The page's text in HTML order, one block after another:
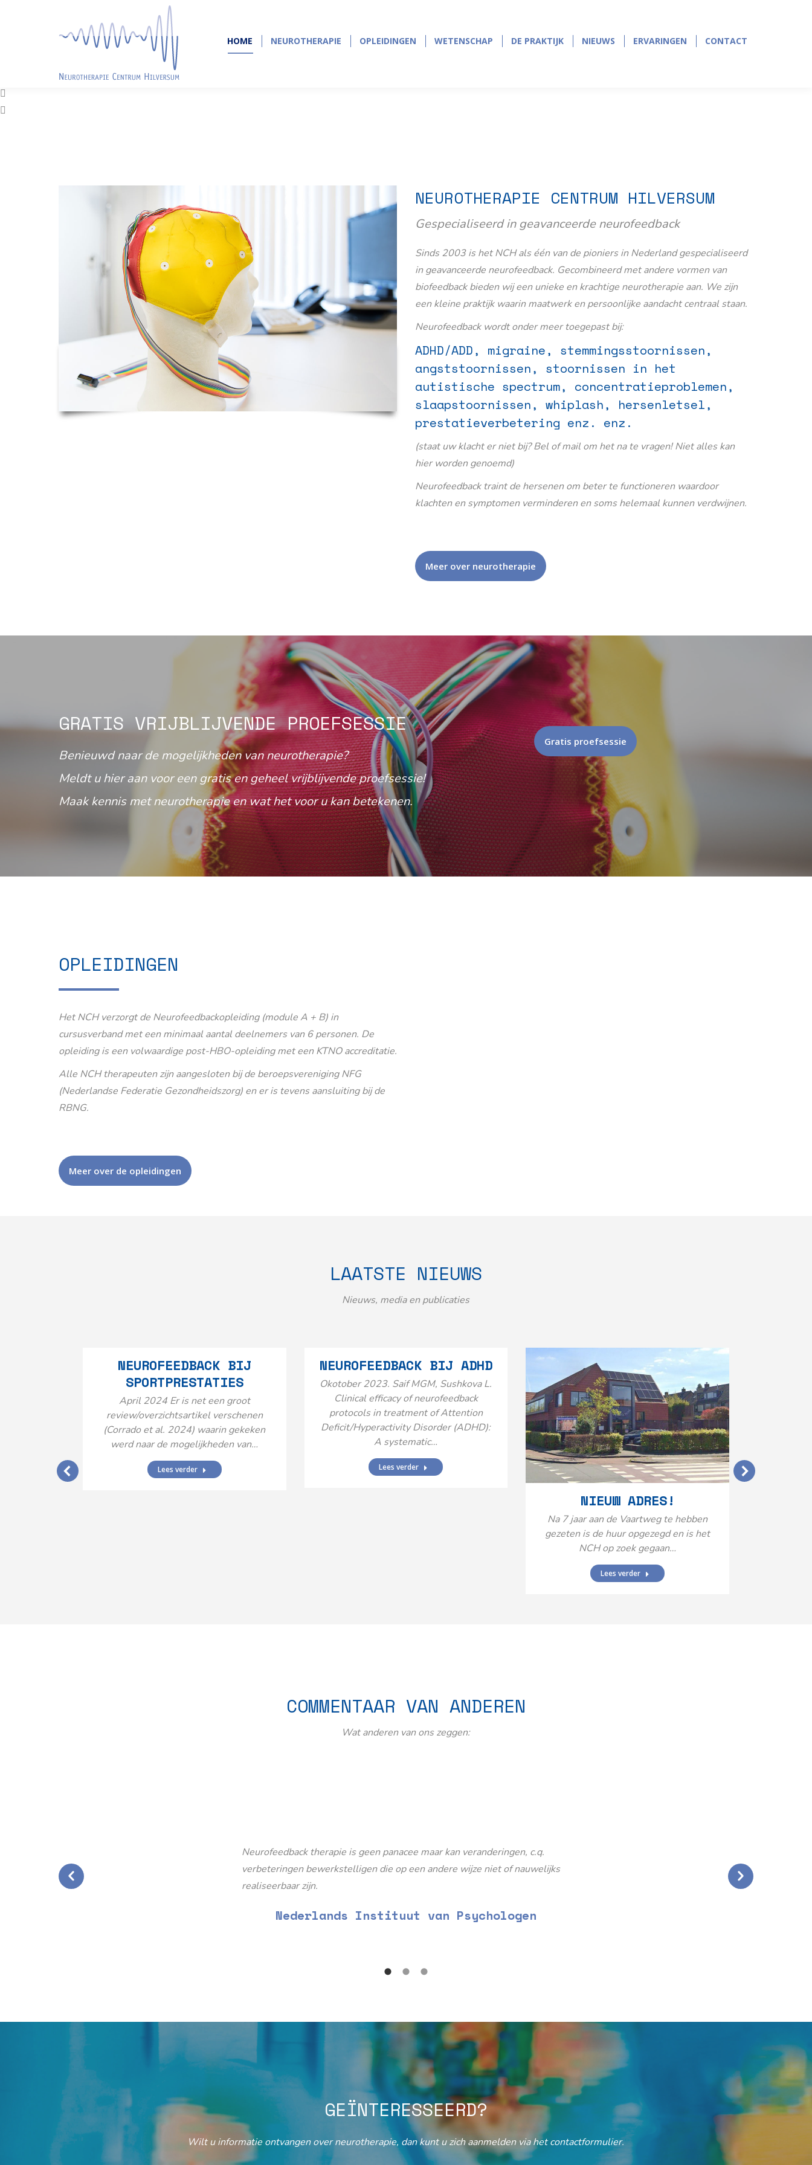
in
in
HOME NEUROTHERAPIE OPLEIDINGEN WETENSCHAP DE PRAKTIJK NIEUWS ERVARINGEN CONTACT
NEUROTHERAPIE CENTRUM HILVERSUM
Gespecialiseerd in geavanceerde neurofeedback
Sinds 2003 is het NCH als één van de pioniers in Nederland gespecialiseerd
in geavanceerde neurofeedback. Gecombineerd met andere vormen van
biofeedback bieden wij een unieke en krachtige neurotherapie aan. We zijn
een kleine praktijk waarin maatwerk en persoonlijke aandacht centraal staan.
Neurofeedback wordt onder meer toegepast bij:
ADHD/ADD, migraine, stemmingsstoornissen,
angststoornissen, stoornissen in het
autistische spectrum, concentratieproblemen,
slaapstoornissen, whiplash, hersenletsel,
prestatieverbetering enz. enz.
(staat uw klacht er niet bij? Bel of mail om het na te vragen! Niet alles kan
hier worden genoemd)
Neurofeedback traint de hersenen om beter te functioneren waardoor
klachten en symptomen verminderen en soms helemaal kunnen verdwijnen.
Meer over neurotherapie
GRATIS VRIJBLIJVENDE PROEFSESSIE
Benieuwd naar de mogelijkheden van neurotherapie?
Meldt u hier aan voor een gratis en geheel vrijblijvende proefsessie!
Maak kennis met neurotherapie en wat het voor u kan betekenen.
Gratis proefsessie
OPLEIDINGEN
Het NCH verzorgt de Neurofeedbackopleiding (module A + B) in
cursusverband met een minimaal aantal deelnemers van 6 personen. De
opleiding is een volwaardige post-HBO-opleiding met een KTNO accreditatie.
Alle NCH therapeuten zijn aangesloten bij de beroepsvereniging NFG
(Nederlandse Federatie Gezondheidszorg) en er is tevens aansluiting bij de
RBNG.
Meer over de opleidingen
LAATSTE NIEUWS
Nieuws, media en publicaties
NEUROFEEDBACK BIJ
SPORTPRESTATIES
April 2024 Er is net een groot
review/overzichtsartikel verschenen
(Corrado et al. 2024) waarin gekeken
werd naar de mogelijkheden van…
Lees verder
NEUROFEEDBACK BIJ ADHD
Okotober 2023. Saif MGM, Sushkova L.
Clinical efficacy of neurofeedback
protocols in treatment of Attention
Deficit/Hyperactivity Disorder (ADHD):
A systematic…
Lees verder
NIEUW ADRES!
Na 7 jaar aan de Vaartweg te hebben
gezeten is de huur opgezegd en is het
NCH op zoek gegaan…
Lees verder
COMMENTAAR VAN ANDEREN
Wat anderen van ons zeggen:
Neurofeedback therapie is geen panacee maar kan veranderingen, c.q.
verbeteringen bewerkstelligen die op een andere wijze niet of nauwelijks
realiseerbaar zijn.
Nederlands Instituut van Psychologen
GEÏNTERESSEERD?
Wilt u informatie ontvangen over neurotherapie, dan kunt u zich aanmelden via het contactformulier.
HOME NEUROTHERAPIE OPLEIDINGEN WETENSCHAP DE PRAKTIJK NIEUWS ERVARINGEN CONTACT